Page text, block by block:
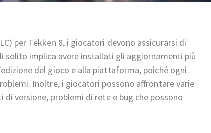
per Tekken 8, i giocatori devono assicurarsi di
solito implica avere installati gli aggiornamenti più
del gioco e alla piattaforma, poiché ogni
Inoltre, i giocatori possono affrontare varie
di versione, problemi di rete e bug che possono